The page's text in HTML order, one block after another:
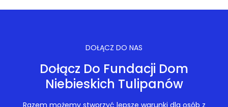
DOŁĄCZ DO NAS
Dołącz Do Fundacji Dom
Niebieskich Tulipanów
Razem możemy stworzyć lepsze warunki dla osób z